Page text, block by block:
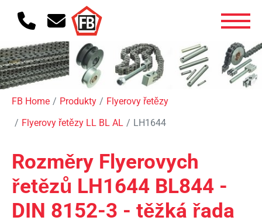
FB Home Produkty
Flyerovy řetězy
Flyerovy řetězy LL BL AL
LH1644
Rozměry Flyerovych
řetězů LH1644 BL844 -
DIN 8152-3 - těžká řada